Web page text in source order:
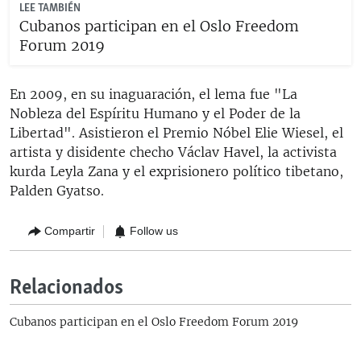
LEE TAMBIÉN
Cubanos participan en el Oslo Freedom
Forum 2019
En 2009, en su inaguaración, el lema fue "La
Nobleza del Espíritu Humano y el Poder de la
Libertad". Asistieron el Premio Nóbel Elie Wiesel, el
artista y disidente checho Václav Havel, la activista
kurda Leyla Zana y el exprisionero político tibetano,
Palden Gyatso.
Compartir Follow us
Relacionados
Cubanos participan en el Oslo Freedom Forum 2019